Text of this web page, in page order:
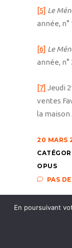
[5] Le
année, n°
[6] Le
année, n°
[7] Jeudi
ventes
la maison
20 MARS
OPUS
PAS
En poursuivant